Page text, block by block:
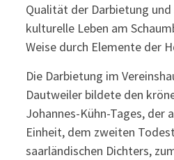
Qualität der Darbietung
kulturelle Leben am
Weise durch Elemente der
Die Darbietung im
Dautweiler bildete den
Johannes-Kühn-Tages, der
Einheit, dem zweiten
saarländischen Dichters,